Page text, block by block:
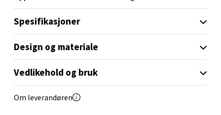
Spesifikasjoner
Design og materiale
Vedlikehold og bruk
Om leverandøren
Orkanger - Thon Senter Orkanger
Thon Senter Orkanger, Orkdalsveien 113, 7300
Orkanger